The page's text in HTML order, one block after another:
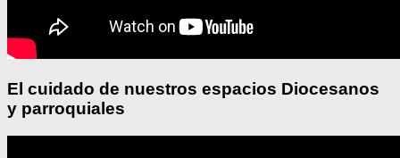
El cuidado de nuestros espacios Diocesanos
y parroquiales